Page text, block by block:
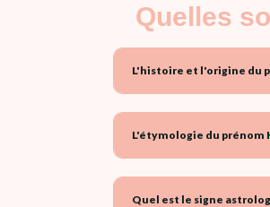
Quelles
L'histoire et l'origine du
L'étymologie du prénom
Quel est le signe